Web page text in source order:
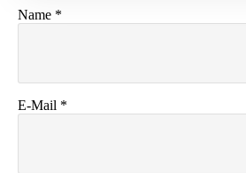
Name *
E-Mail *